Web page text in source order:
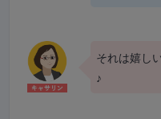
それは嬉し
♪